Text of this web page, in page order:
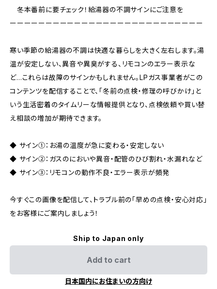
冬本番前に要チェック！給湯器の不調サインにご注意を
ーーーーーーーーーーーーーーーーーーーーーーーーーーー
寒い季節の給湯器の不調は快適な暮らしを大きく左右します。湯
温が安定しない、異音や異臭がする、リモコンのエラー表示な
ど…これらは故障のサインかもしれません。LPガス事業者がこの
コンテンツを配信することで、「冬前の点検・修理の呼びかけ」と
いう生活密着のタイムリーな情報提供となり、点検依頼や買い替
え相談の増加が期待できます。
◆ サイン①：お湯の温度が急に変わる・安定しない
◆ サイン②：ガスのにおいや異音・配管のひび割れ・水漏れなど
◆ サイン③：リモコンの動作不良・エラー表示が頻発
今すぐこの画像を配信して、トラブル前の「早めの点検・安心対応」
をお客様にご案内しましょう！
Ship to Japan only
Add to cart
日本国内にお住まいの方向け